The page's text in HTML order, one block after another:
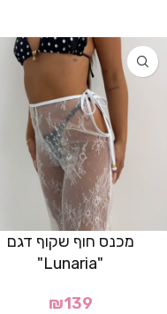
מכנס חוף שקוף דגם
"Lunaria"
₪139